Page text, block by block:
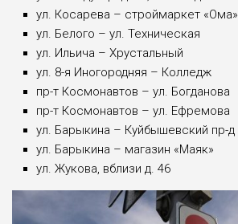
ул. Косарева – строймаркет «Ома»
ул. Белого – ул. Техническая
ул. Ильича – Хрустальный
ул. 8-я Иногородняя – Колледж
пр-т Космонавтов – ул. Богданова
пр-т Космонавтов – ул. Ефремова
ул. Барыкина – Куйбышевский пр-д
ул. Барыкина – магазин «Маяк»
ул. Жукова, вблизи д. 46